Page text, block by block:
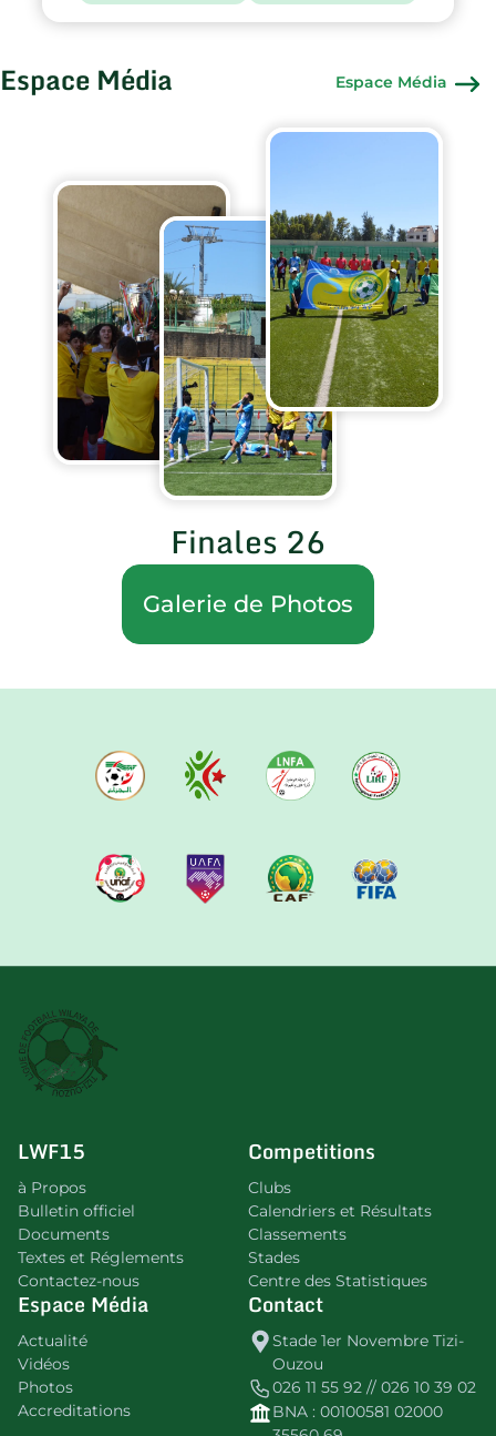
Espace Média Espace Média
Finales 26
Galerie de Photos
LWF15
à Propos
Bulletin officiel
Documents
Textes et Réglements
Contactez-nous
Competitions
Clubs
Calendriers et Résultats
Classements
Stades
Centre des Statistiques
Espace Média
Actualité
Vidéos
Photos
Accreditations
Contact
Stade 1er Novembre Tizi-
Ouzou
026 11 55 92 // 026 10 39 02
BNA : 00100581 02000